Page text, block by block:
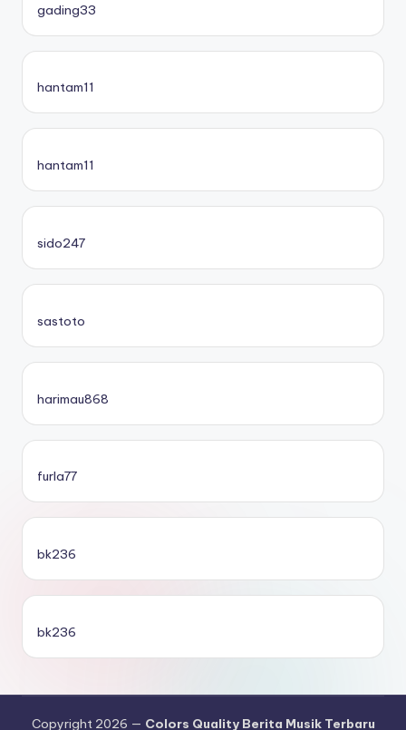
gading33
hantam11
hantam11
sido247
sastoto
harimau868
furla77
bk236
bk236
Copyright 2026 — Colors Quality Berita Musik Terbaru